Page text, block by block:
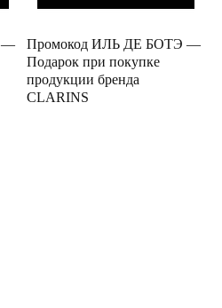
—
Промокод ИЛЬ ДЕ БОТЭ —
Подарок при покупке
продукции бренда
CLARINS